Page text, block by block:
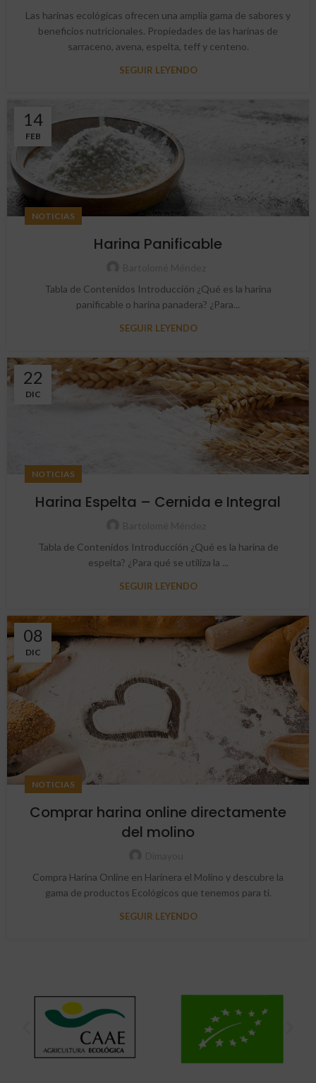
Las harinas ecológicas ofrecen una amplia gama de sabores y
beneficios nutricionales. Propiedades de las harinas de
sarraceno, avena, espelta, teff y centeno.
SEGUIR LEYENDO
14
FEB
NOTICIAS
Harina Panificable
Tabla de Contenidos Introducción ¿Qué es la harina
panificable o harina panadera? ¿Para...
SEGUIR LEYENDO
22
DIC
NOTICIAS
Harina Espelta – Cernida e Integral
Tabla de Contenidos Introducción ¿Qué es la harina de
espelta? ¿Para qué se utiliza la ...
SEGUIR LEYENDO
08
DIC
NOTICIAS
Comprar harina online directamente
del molino
Compra Harina Online en Harinera el Molino y descubre la
gama de productos Ecológicos que tenemos para ti.
SEGUIR LEYENDO